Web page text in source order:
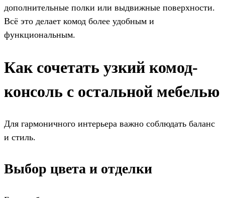
дополнительные полки или выдвижные поверхности.
Всё это делает комод более удобным и
функциональным.
Как сочетать узкий комод-
консоль с остальной мебелью
Для гармоничного интерьера важно соблюдать баланс
и стиль.
Выбор цвета и отделки